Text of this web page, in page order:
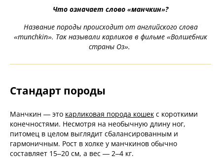
Что означает слово «манчкин»?
Название породы происходит от английского слова
«munchkin». Так называли карликов в фильме «Волшебник
страны Оз».
Стандарт породы
Манчкин — это карликовая порода кошек с короткими
конечностями. Несмотря на необычную длину ног,
питомец в целом выглядит сбалансированным и
гармоничным. Рост в холке у манчкинов обычно
составляет 15–20 см, а вес — 2–4 кг.